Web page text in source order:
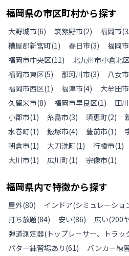
福岡県の市区町村から探す
大野城市(6) 筑紫野市(2) 福岡市(
糟屋郡新宮町(1) 春日市(3) 福岡
福岡市中央区(11) 北九州市小倉北
福岡市東区(5) 那珂川市(3) 八女市
福岡市西区(1) 福津市(4) 大牟田市
久留米市(8) 福岡市早良区(1) 田
小郡市(1) 糸島市(3) 須恵町(2)
水巻町(1) 飯塚市(4) 豊前市(1)
朝倉市(1) 大刀洗町(1) 行橋市(1)
大川市(1) 広川町(1) 宗像市(1)
福岡県内で特徴から探す
屋外(80) インドア(シミュレーショ
打ち放題(84) 安い(86) 広い(200
弾道測定器(トップレーサー、トラッ
パター練習場あり (61) バンカー練